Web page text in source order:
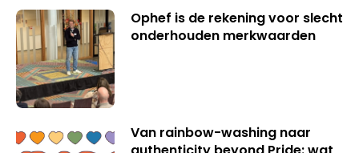
Ophef is de rekening voor slecht
onderhouden merkwaarden
Van rainbow-washing naar